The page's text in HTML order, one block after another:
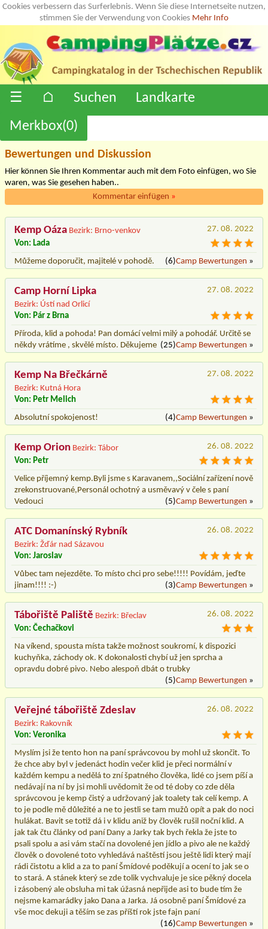
Cookies verbessern das Surferlebnis. Wenn Sie diese Internetseite nutzen,
stimmen Sie der Verwendung von Cookies Mehr Info
☰ ⌂ Suchen
Landkarte
Merkbox(0)
Bewertungen und Diskussion
Hier können Sie Ihren Kommentar auch mit dem Foto einfügen, wo Sie
waren, was Sie gesehen haben..
Kommentar einfügen »
Kemp Oáza Bezirk: Brno-venkov
27. 08. 2022
Von: Lada
Můžeme doporučit, majitelé v pohodě.
(6)Camp Bewertungen »
Camp Horní Lipka
Bezirk: Ústí nad Orlicí
27. 08. 2022
Von: Pár z Brna
Příroda, klid a pohoda! Pan domácí velmi milý a pohodář. Určitě se
někdy vrátíme , skvělé místo. Děkujeme (25)Camp Bewertungen »
Kemp Na Břečkárně
Bezirk: Kutná Hora
27. 08. 2022
Von: Petr Melich
Absolutní spokojenost!
(4)Camp Bewertungen »
Kemp Orion Bezirk: Tábor
26. 08. 2022
Von: Petr
Velice příjemný kemp.Byli jsme s Karavanem,,Sociální zařízení nově
zrekonstruované,Personál ochotný a usměvavý v čele s paní
Vedouci
(5)Camp Bewertungen »
ATC Domanínský Rybník
Bezirk: Žďár nad Sázavou
26. 08. 2022
Von: Jaroslav
Vůbec tam nejezděte. To místo chci pro sebe!!!!! Povídám, jeďte
jinam!!!! :-)
(3)Camp Bewertungen »
Tábořiště Paliště Bezirk: Břeclav
26. 08. 2022
Von: Čechačkovi
Na víkend, spousta místa takže možnost soukromí, k dispozici
kuchyňka, záchody ok. K dokonalosti chybí už jen sprcha a
opravdu dobré pivo. Nebo alespoň dbát o trubky
(5)Camp Bewertungen »
Veřejné tábořiště Zdeslav
Bezirk: Rakovník
26. 08. 2022
Von: Veronika
Myslím jsi že tento hon na paní správcovou by mohl už skončit. To
že chce aby byl v jedenáct hodin večer klid je přeci normální v
každém kempu a nedělá to zní špatného člověka, lidé co jsem píší a
nedávají na ní by jsi mohli uvědomit že od té doby co zde děla
správcovou je kemp čistý a udržovaný jak toalety tak celí kemp. A
to je podle mě důležité a ne to jestli se tam mužů opít a pak do noci
hulákat. Bavit se totiž dá i v klidu aniž by člověk rušil noční klid. A
jak tak čtu články od paní Dany a Jarky tak bych řekla že jste to
psali spolu a asi vám stačí na dovolené jen jídlo a pivo ale ne každý
člověk o dovolené toto vyhledává naštěstí jsou ještě lidi který mají
rádi čistotu a klid a za to paní Šmídové poděkují a ocení to jak se o
to stará. A stánek který se zde tolik vychvaluje je sice pěkný docela
i zásobený ale obsluha mi tak úžasná nepřijde asi to bude tím že
nejsme kamarádky jako Dana a Jarka. Já osobně paní Šmídové za
vše moc dekuji a těším se zas příští rok jste fajn paní
(16)Camp Bewertungen »